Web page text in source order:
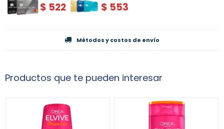
$ 522 $ 553
Métodos y costos de envío
Productos que te pueden interesar